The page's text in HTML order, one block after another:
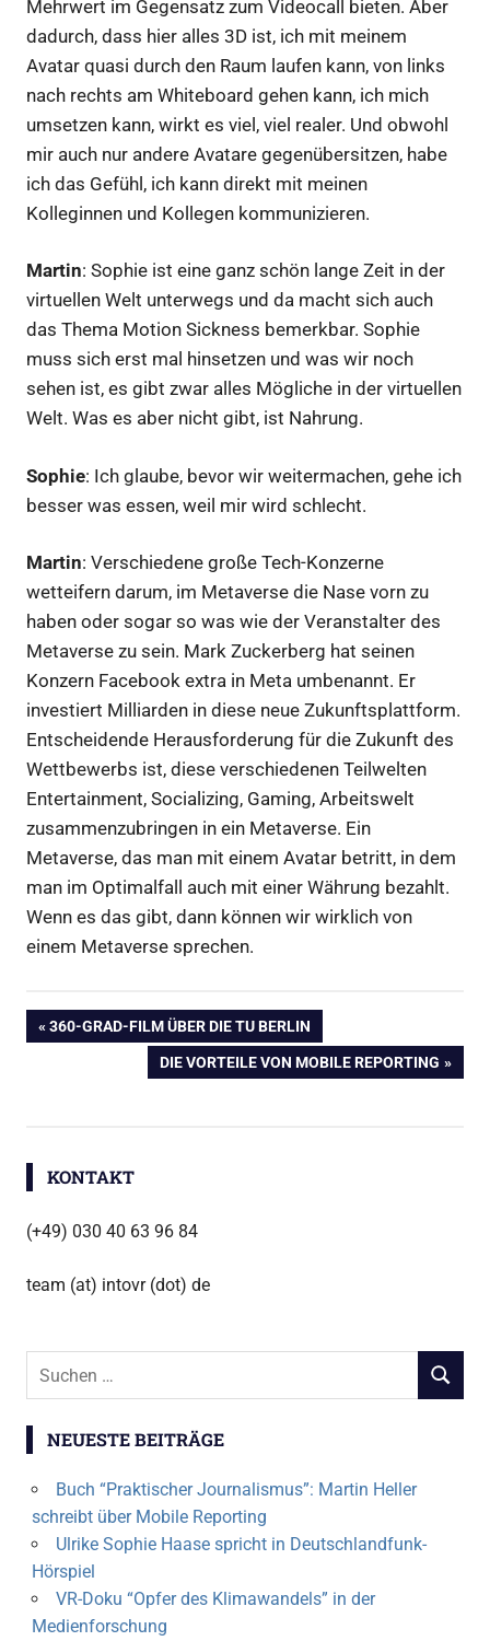
Mehrwert im Gegensatz zum Videocall bieten. Aber
dadurch, dass hier alles 3D ist, ich mit meinem
Avatar quasi durch den Raum laufen kann, von links
nach rechts am Whiteboard gehen kann, ich mich
umsetzen kann, wirkt es viel, viel realer. Und obwohl
mir auch nur andere Avatare gegenübersitzen, habe
ich das Gefühl, ich kann direkt mit meinen
Kolleginnen und Kollegen kommunizieren.
Martin: Sophie ist eine ganz schön lange Zeit in der
virtuellen Welt unterwegs und da macht sich auch
das Thema Motion Sickness bemerkbar. Sophie
muss sich erst mal hinsetzen und was wir noch
sehen ist, es gibt zwar alles Mögliche in der virtuellen
Welt. Was es aber nicht gibt, ist Nahrung.
Sophie: Ich glaube, bevor wir weitermachen, gehe ich
besser was essen, weil mir wird schlecht.
Martin: Verschiedene große Tech-Konzerne
wetteifern darum, im Metaverse die Nase vorn zu
haben oder sogar so was wie der Veranstalter des
Metaverse zu sein. Mark Zuckerberg hat seinen
Konzern Facebook extra in Meta umbenannt. Er
investiert Milliarden in diese neue Zukunftsplattform.
Entscheidende Herausforderung für die Zukunft des
Wettbewerbs ist, diese verschiedenen Teilwelten
Entertainment, Socializing, Gaming, Arbeitswelt
zusammenzubringen in ein Metaverse. Ein
Metaverse, das man mit einem Avatar betritt, in dem
man im Optimalfall auch mit einer Währung bezahlt.
Wenn es das gibt, dann können wir wirklich von
einem Metaverse sprechen.
Beitragsnavigation
VORHERIGER
360-GRAD-FILM ÜBER DIE TU BERLIN
NÄCHSTER
DIE VORTEILE VON MOBILE REPORTING
KONTAKT
(+49) 030 40 63 96 84
team (at) intovr (dot) de
Suchen
SUCHEN
NEUESTE BEITRÄGE
Buch “Praktischer Journalismus”: Martin Heller
schreibt über Mobile Reporting
Ulrike Sophie Haase spricht in Deutschlandfunk-
Hörspiel
VR-Doku “Opfer des Klimawandels” in der
Medienforschung